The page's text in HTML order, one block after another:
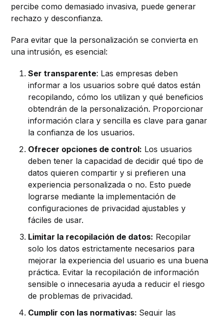
percibe como demasiado invasiva, puede generar
rechazo y desconfianza.
Para evitar que la personalización se convierta en
una intrusión, es esencial:
Ser transparente: Las empresas deben
informar a los usuarios sobre qué datos están
recopilando, cómo los utilizan y qué beneficios
obtendrán de la personalización. Proporcionar
información clara y sencilla es clave para ganar
la confianza de los usuarios.
Ofrecer opciones de control: Los usuarios
deben tener la capacidad de decidir qué tipo de
datos quieren compartir y si prefieren una
experiencia personalizada o no. Esto puede
lograrse mediante la implementación de
configuraciones de privacidad ajustables y
fáciles de usar.
Limitar la recopilación de datos: Recopilar
solo los datos estrictamente necesarios para
mejorar la experiencia del usuario es una buena
práctica. Evitar la recopilación de información
sensible o innecesaria ayuda a reducir el riesgo
de problemas de privacidad.
Cumplir con las normativas: Seguir las